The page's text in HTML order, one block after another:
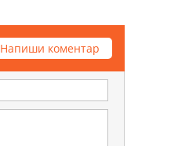
Напиши коментар